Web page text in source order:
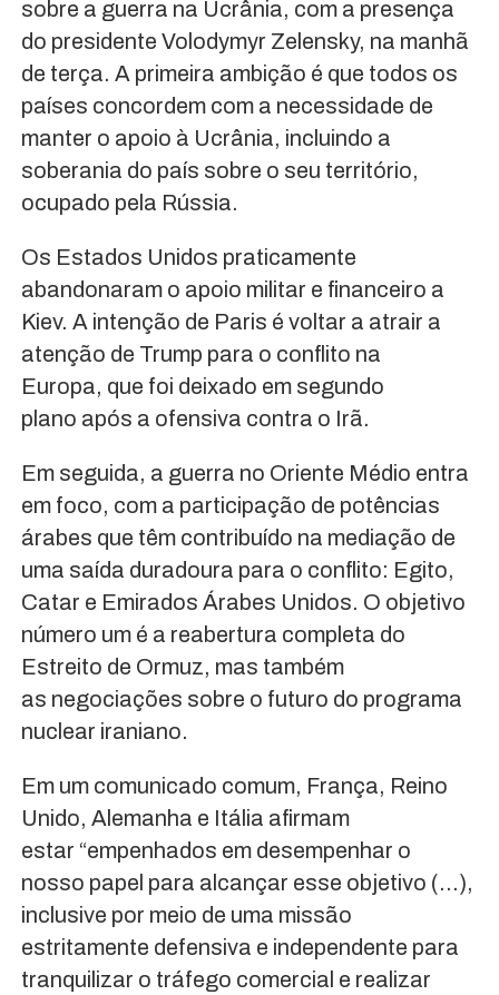
sobre a guerra na Ucrânia, com a presença
do presidente Volodymyr Zelensky, na manhã
de terça. A primeira ambição é que todos os
países concordem com a necessidade de
manter o apoio à Ucrânia, incluindo a
soberania do país sobre o seu território,
ocupado pela Rússia.
Os Estados Unidos praticamente
abandonaram o apoio militar e financeiro a
Kiev. A intenção de Paris é voltar a atrair a
atenção de Trump para o conflito na
Europa, que foi deixado em segundo
plano após a ofensiva contra o Irã.
Em seguida, a guerra no Oriente Médio entra
em foco, com a participação de potências
árabes que têm contribuído na mediação de
uma saída duradoura para o conflito: Egito,
Catar e Emirados Árabes Unidos. O objetivo
número um é a reabertura completa do
Estreito de Ormuz, mas também
as negociações sobre o futuro do programa
nuclear iraniano.
Em um comunicado comum, França, Reino
Unido, Alemanha e Itália afirmam
estar “empenhados em desempenhar o
nosso papel para alcançar esse objetivo (…),
inclusive por meio de uma missão
estritamente defensiva e independente para
tranquilizar o tráfego comercial e realizar